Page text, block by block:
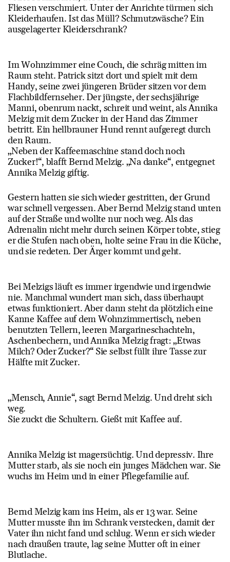
Fliesen verschmiert. Unter der Anrichte türmen sich
Kleiderhaufen. Ist das Müll? Schmutzwäsche? Ein
ausgelagerter Kleiderschrank?
Im Wohnzimmer eine Couch, die schräg mitten im
Raum steht. Patrick sitzt dort und spielt mit dem
Handy, seine zwei jüngeren Brüder sitzen vor dem
Flachbildfernseher. Der jüngste, der sechsjährige
Manni, obenrum nackt, schreit und weint, als Annika
Melzig mit dem Zucker in der Hand das Zimmer
betritt. Ein hellbrauner Hund rennt aufgeregt durch
den Raum.
„Neben der Kaffeemaschine stand doch noch
Zucker!“, blafft Bernd Melzig. „Na danke“, entgegnet
Annika Melzig giftig.
Gestern hatten sie sich wieder gestritten, der Grund
war schnell vergessen. Aber Bernd Melzig stand unten
auf der Straße und wollte nur noch weg. Als das
Adrenalin nicht mehr durch seinen Körper tobte, stieg
er die Stufen nach oben, holte seine Frau in die Küche,
und sie redeten. Der Ärger kommt und geht.
Bei Melzigs läuft es immer irgendwie und irgendwie
nie. Manchmal wundert man sich, dass überhaupt
etwas funktioniert. Aber dann steht da plötzlich eine
Kanne Kaffee auf dem Wohnzimmertisch, neben
benutzten Tellern, leeren Margarineschachteln,
Aschenbechern, und Annika Melzig fragt: „Etwas
Milch? Oder Zucker?“ Sie selbst füllt ihre Tasse zur
Hälfte mit Zucker.
„Mensch, Annie“, sagt Bernd Melzig. Und dreht sich
weg.
Sie zuckt die Schultern. Gießt mit Kaffee auf.
Annika Melzig ist magersüchtig. Und depressiv. Ihre
Mutter starb, als sie noch ein junges Mädchen war. Sie
wuchs im Heim und in einer Pflegefamilie auf.
Bernd Melzig kam ins Heim, als er 13 war. Seine
Mutter musste ihn im Schrank verstecken, damit der
Vater ihn nicht fand und schlug. Wenn er sich wieder
nach draußen traute, lag seine Mutter oft in einer
Blutlache.